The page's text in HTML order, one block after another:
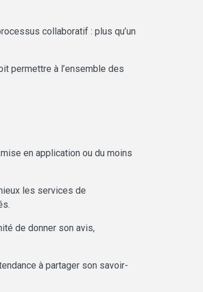
collaboratif : plus qu’un
permettre à l’ensemble des
en application ou du moins
les services de
de donner son avis,
à partager son savoir-